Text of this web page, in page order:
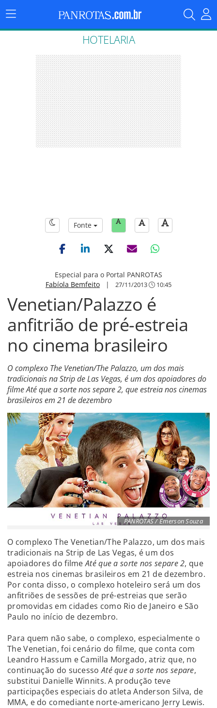
Menu
Principal
HOTELARIA
Fonte
Especial para o Portal PANROTAS
Fabíola Bemfeito | 27/11/2013 10:45
Venetian/Palazzo é
anfitrião de pré-estreia
no cinema brasileiro
O complexo The Venetian/The Palazzo, um dos mais
tradicionais na Strip de Las Vegas, é um dos apoiadores do
filme Até que a sorte nos separe 2, que estreia nos cinemas
brasileiros em 21 de dezembro
PANROTAS / Emerson Souza
O complexo The Venetian/The Palazzo, um dos mais
tradicionais na Strip de Las Vegas, é um dos
apoiadores do filmeAté que a sorte nos separe 2, que
estreia nos cinemas brasileiros em 21 de dezembro.
Por conta disso, o complexo hoteleiro será um dos
anfitriões de sessões de pré-estreias que serão
promovidas em cidades como Rio de Janeiro e São
Paulo no início de dezembro.
Para quem não sabe, o complexo, especialmente o
The Venetian, foi cenário do filme, que conta com
Leandro Hassum e Camilla Morgado, atriz que, no
continuação do sucessoAté que a sorte nos separe,
substitui Danielle Winnits. A produção teve
participações especiais do atleta Anderson Silva, de
MMA, e do comediante norte-americano Jerry Lewis.